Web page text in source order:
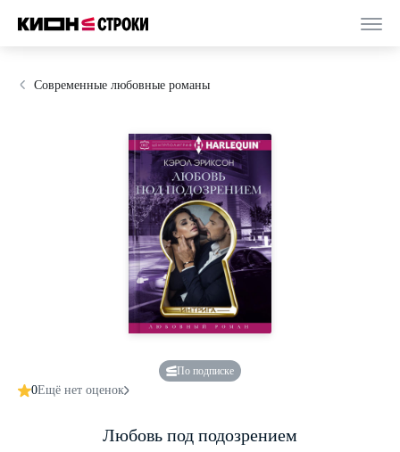
Современные любовные романы
По подписке
0Ещё нет оценок
Любовь под подозрением